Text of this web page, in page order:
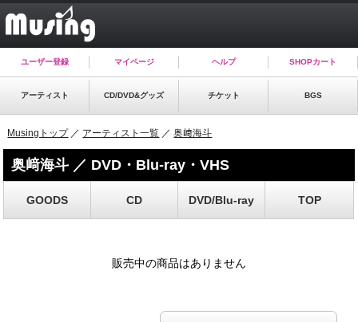
ユーザー登録 マイページ ヘルプ SHOPカート
アーティスト CD/DVD&グッズ チケット BGS
Musingトップ／ アーティスト一覧 ／奥﨑海斗
奥﨑海斗 ／ DVD・Blu-ray・VHS
GOODS CD DVD/Blu-ray TOP
販売中の商品はありません